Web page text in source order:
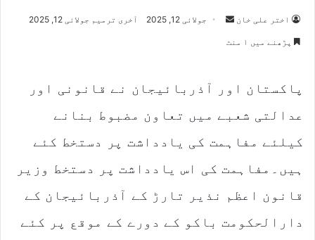
اختر علی خان
e
i
جولائی 12, 2025 آخری ترمیم جولائی 12, 2025
پڑھنے میں ۱ منٹ
پاکستان اور آذربائیجان نے قانونی اور
عدالتی شعبے میں تعاون مضبوط بنانے
کیلئے مفاہمت کی یادداشت پر دستخط کئے
ہیں۔مفاہمت کی اس یادداشت پر دستخط وزیر
قانون اعظم نذیر تارڑ کے آذربائیجان کے
دارالحکومت باکو کے دورے کے موقع پر کئے